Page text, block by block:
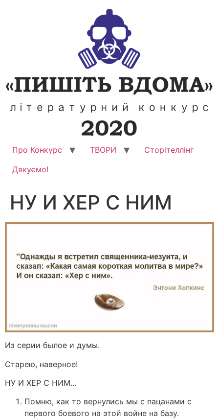
Про Конкурс ТВОРИ
Сторітеллінг
Дякуємо!
НУ И ХЕР С НИМ
Из серии былое и думы.
Старею, наверное!
НУ И ХЕР С НИМ…
Помню, как то вернулись мы с пацанами с
первого боевого на этой войне на базу.